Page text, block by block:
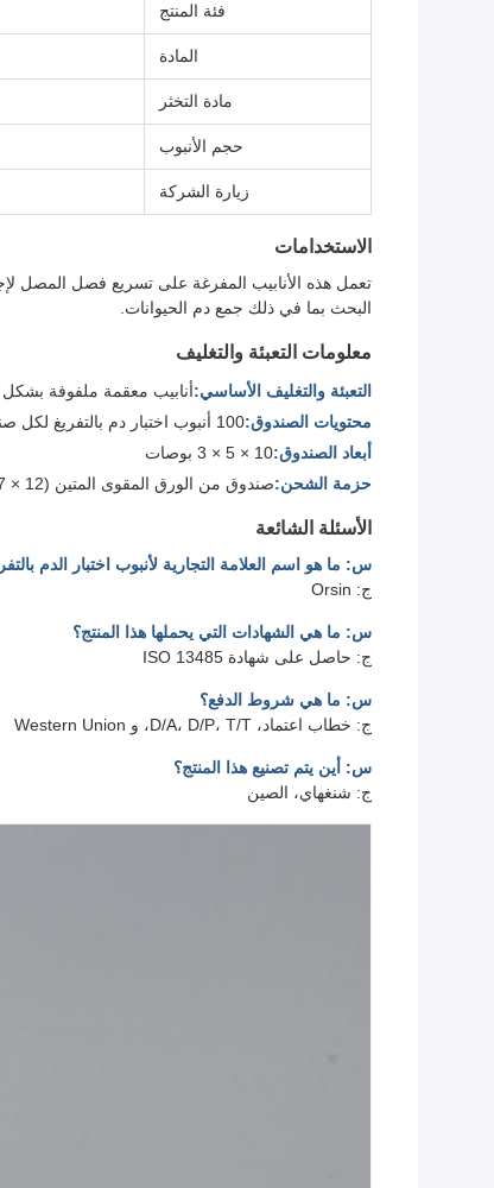
فئة المنتج
المادة
مادة التخثر
حجم الأنبوب
زيارة الشركة
الاستخدامات
تعمل هذه الأنابيب المفرغة على تسريع فصل المصل
البحث بما في ذلك جمع دم الحيوانات.
معلومات التعبئة والتغليف
التعبئة والتغليف الأساسي:أنابيب معقمة ملفوفة
محتويات الصندوق:100 أنبوب اختبار دم بالتفريغ لكل صندوق
أبعاد الصندوق:10 × 5 × 3 بوصات
حزمة الشحن:صندوق من الورق المقوى المتين (12 × 7 × 5 بوصات، 2 أرطال)
الأسئلة الشائعة
س: ما هو اسم العلامة التجارية لأنبوب اختبار الدم
ج: Orsin
س: ما هي الشهادات التي يحملها هذا المنتج؟
ج: حاصل على شهادة ISO 13485
س: ما هي شروط الدفع؟
ج: خطاب اعتماد، D/A، D/P، T/T، و Western Union
س: أين يتم تصنيع هذا المنتج؟
ج: شنغهاي، الصين